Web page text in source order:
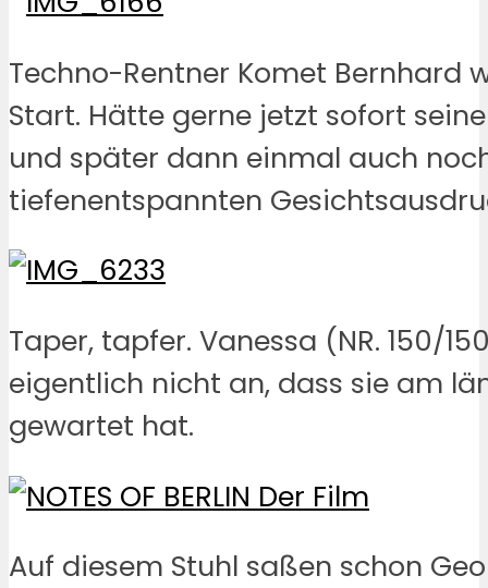
Techno-Rentner Komet Bernhard
Start. Hätte gerne jetzt sofort
und später dann einmal auch
tiefenentspannten
Taper, tapfer. Vanessa (NR. 150/
eigentlich nicht an, dass sie am
gewartet hat.
Auf diesem Stuhl saßen schon